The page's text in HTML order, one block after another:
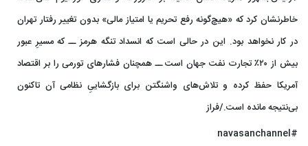
خاطرنشان کرد که «هیچ‌گونه رفع تحریم یا امتیاز مالی» بدون تغییر رفتار تهران
در کار نخواهد بود. این در حالی است که انسداد تنگه هرمز ــ که مسیرِ عبور
بیش از ۲۰٪ تجارت نفت جهان است ــ همچنان فشارهای تورمی را بر اقتصاد
آمریکا حفظ کرده و تلاش‌های واشنگتن برای بازگشاییِ نظامی آن تاکنون
بی‌نتیجه مانده است./فراز
#navasanchannel